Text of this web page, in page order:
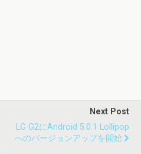
Next Post
LG G2にAndroid 5.0.1 Lollipop
へのバージョンアップを開始